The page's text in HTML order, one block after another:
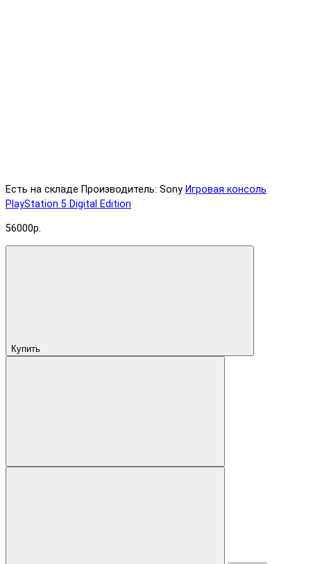
Есть на складе Производитель: Sony Игровая консоль
PlayStation 5 Digital Edition
56000р.
Купить